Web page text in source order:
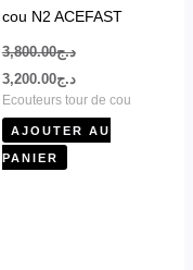
cou N2 ACEFAST
د.ج3,800.00
د.ج3,200.00
Ecouteurs tour de cou
AJOUTER AU
PANIER